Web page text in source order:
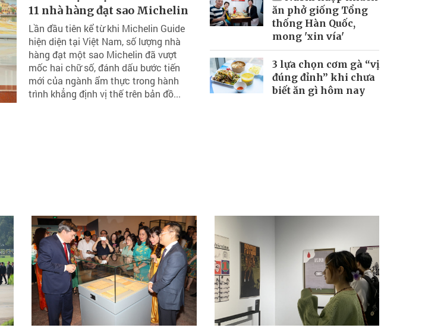
11 nhà hàng đạt sao Michelin
Lần đầu tiên kể từ khi Michelin Guide
hiện diện tại Việt Nam, số lượng nhà
hàng đạt một sao Michelin đã vượt
mốc hai chữ số, đánh dấu bước tiến
mới của ngành ẩm thực trong hành
trình khẳng định vị thế trên bản đồ...
ăn phở giống Tổng
thống Hàn Quốc,
mong 'xin vía'
3 lựa chọn cơm gà “vị
đúng đỉnh” khi chưa
biết ăn gì hôm nay